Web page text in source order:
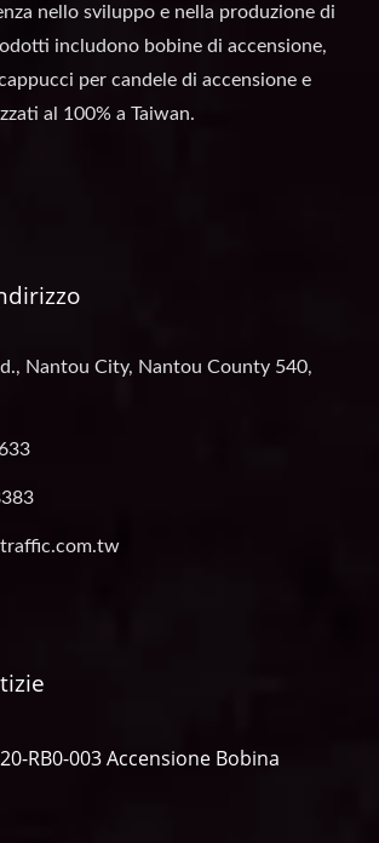
nello sviluppo e nella produzione di
includono bobine di accensione,
per candele di accensione e
al 100% a Taiwan.
Nantou City, Nantou County 540,
traffic.com.tw
RB0-003 Accensione Bobina